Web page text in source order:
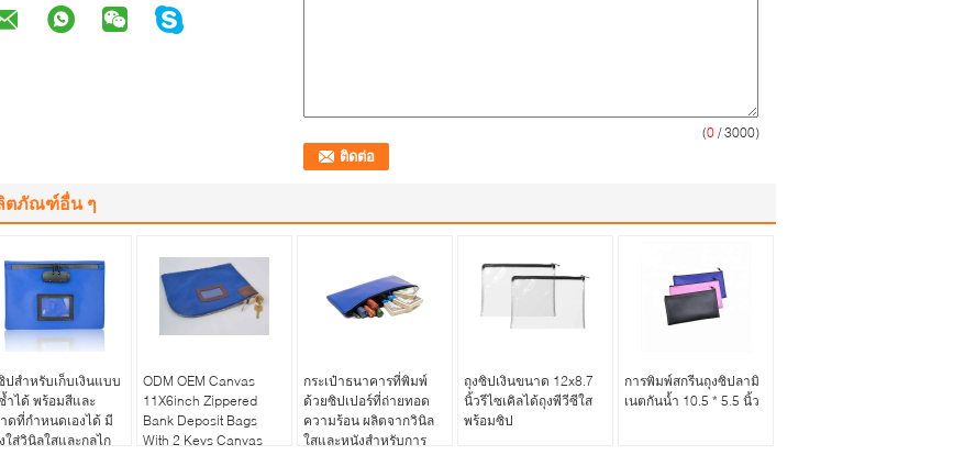
(0 / 3000)
ตภัณฑ์อื่น ๆ
ปสำหรับเก็บเงินแบบ
ำได้ พร้อมสีและ
ดที่กำหนดเองได้ มี
ใส่วินิลใสและกลไก
ODM OEM Canvas
11X6inch Zippered
Bank Deposit Bags
With 2 Keys Canvas
กระเป๋าธนาคารที่พิมพ์
ด้วยซิปเปอร์ที่ถ่ายทอด
ความร้อน ผลิตจากวินิล
ใสและหนังสําหรับการ
ถุงซิปเงินขนาด 12x8.7
นิ้วรีไซเคิลได้ถุงพีวีซีใส
พร้อมซิป
การพิมพ์สกรีนถุงซิปลามิ
เนตกันน้ำ 10.5 * 5.5 นิ้ว